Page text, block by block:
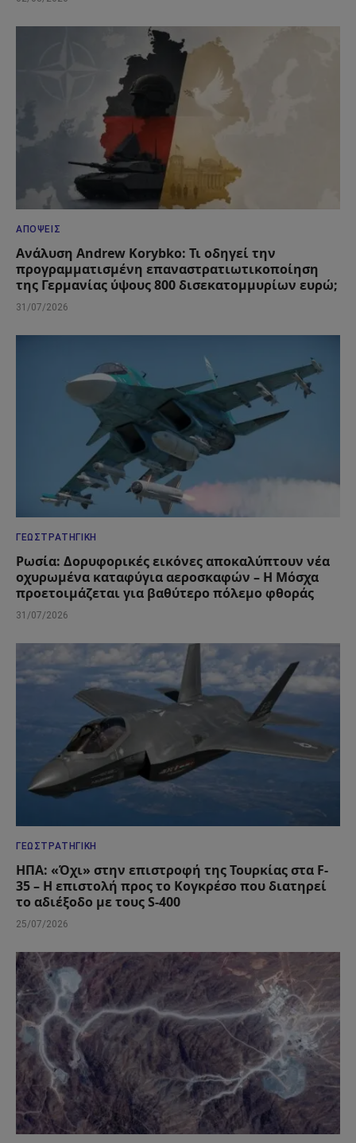
ΑΠΌΨΕΙΣ
Ανάλυση Andrew Korybko: Τι οδηγεί την
προγραμματισμένη επαναστρατιωτικοποίηση
της Γερμανίας ύψους 800 δισεκατομμυρίων ευρώ;
31/07/2026
ΓΕΩΣΤΡΑΤΗΓΙΚΉ
Ρωσία: Δορυφορικές εικόνες αποκαλύπτουν νέα
οχυρωμένα καταφύγια αεροσκαφών – Η Μόσχα
προετοιμάζεται για βαθύτερο πόλεμο φθοράς
31/07/2026
ΓΕΩΣΤΡΑΤΗΓΙΚΉ
ΗΠΑ: «Όχι» στην επιστροφή της Τουρκίας στα F-
35 – Η επιστολή προς το Κογκρέσο που διατηρεί
το αδιέξοδο με τους S-400
25/07/2026